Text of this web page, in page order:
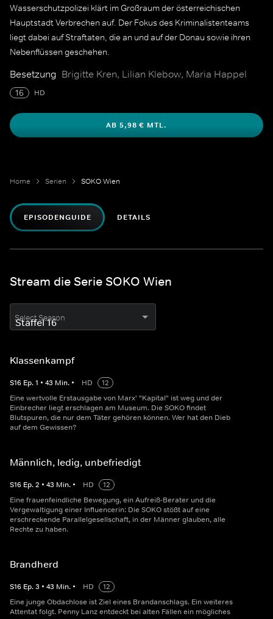
Wasserschutzpolizei klärt im Großraum der österreichischen
Hauptstadt Verbrechen auf. Der Fokus des Kriminalistenteams
liegt dabei auf Straftaten, die an und auf der Donau sowie ihren
Nebenflüssen geschehen.
Besetzung Brigitte Kren, Lilian Klebow, Maria Happel
16 HD
AB 5,98 € MTL.
Home Serien SOKO Wien
EPISODENGUIDE DETAILS
Stream die Serie SOKO Wien
Select Season
Klassenkampf
S16 Ep.1 • 43 Min. • HD
12
Eine wertvolle Erstausgabe von Marx' "Kapital" ist weg und der
Einbrecher liegt erschlagen am Museum. Die SOKO findet
Blutspuren, die nur dem Täter gehören können. Wer hat den Dieb
auf dem Gewissen?
Männlich, ledig, unbefriedigt
S16 Ep.2 • 43 Min. • HD
12
Eine frauenfeindliche Bewegung, ein Aufreiß-Berater und die
Vergewaltigung einer Influencerin: Die SOKO stößt auf eine
erschreckende Parallelgesellschaft, in der Männer glauben, alle
Rechte zu haben.
Brandherd
S16 Ep.3 • 43 Min. • HD
12
Eine junge Obdachlose ist Ziel eines Brandanschlags. Ein weiteres
Attentat folgt. Penny Lanz entdeckt bei alten Fällen ein mögliches